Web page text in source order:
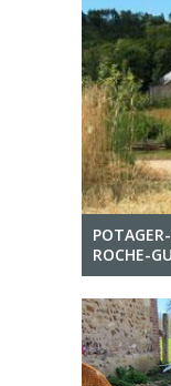
ROCHE-